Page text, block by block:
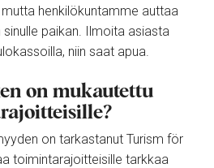
henkilökuntamme auttaa
paikan. Ilmoita asiasta
niin saat apua.
on mukautettu
on tarkastanut Turism för
toimintarajoitteisille tarkkaa